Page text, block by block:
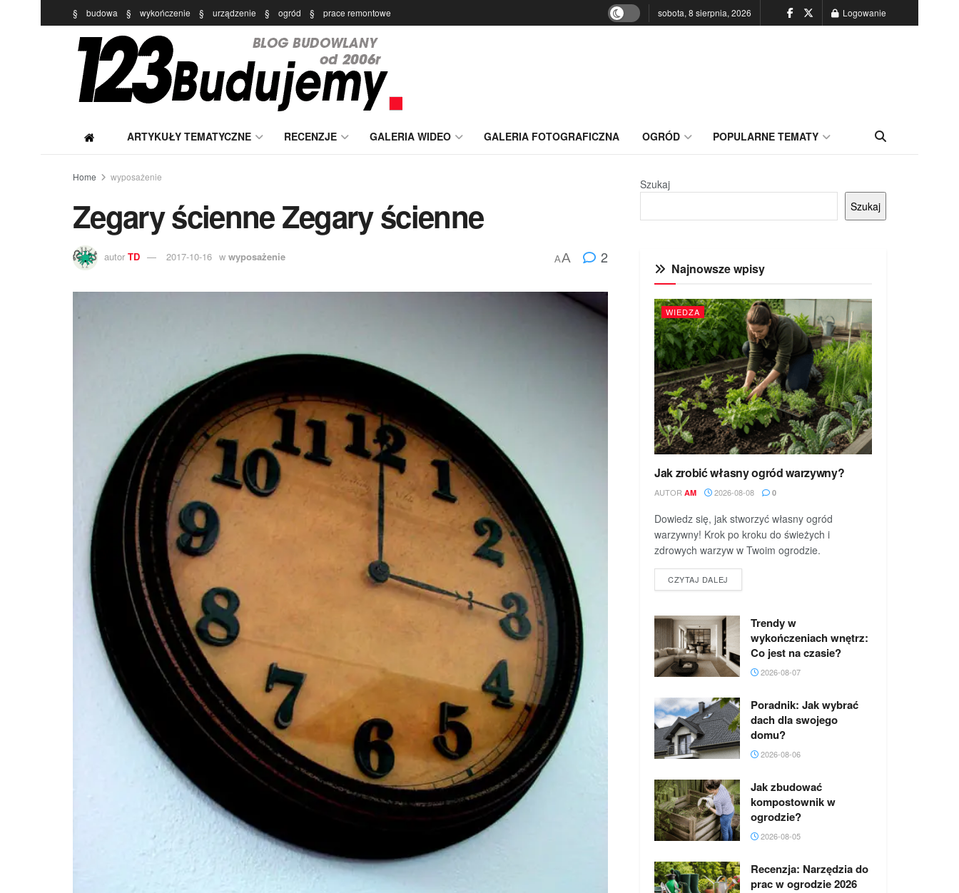
§ budowa § wykończenie § urządzenie § ogród § prace remontowe sobota, 8 sierpnia, 2026 Logowanie
ARTYKUŁY TEMATYCZNE RECENZJE GALERIA WIDEO GALERIA FOTOGRAFICZNA OGRÓD POPULARNE TEMATY
Home wyposażenie
Zegary ścienne Zegary ścienne
autor TD 2017-10-16 w wyposażenie AA 2
Szukaj
Szukaj
Najnowsze wpisy
WIEDZA
Jak zrobić własny ogród warzywny?
AUTOR AM 2026-08-08 0
Dowiedz się, jak stworzyć własny ogród
warzywny! Krok po kroku do świeżych i
zdrowych warzyw w Twoim ogrodzie.
CZYTAJ DALEJ
Trendy w
wykończeniach wnętrz:
Co jest na czasie?
2026-08-07
Poradnik: Jak wybrać
dach dla swojego
domu?
2026-08-06
Jak zbudować
kompostownik w
ogrodzie?
2026-08-05
Recenzja: Narzędzia do
prac w ogrodzie 2026